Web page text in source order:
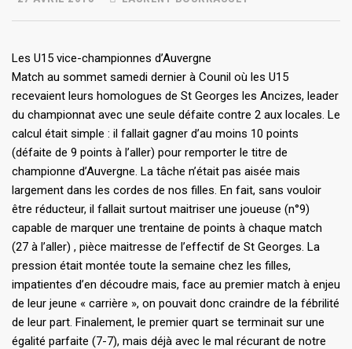
Les U15 vice-championnes d’Auvergne
Match au sommet samedi dernier à Counil où les U15
recevaient leurs homologues de St Georges les Ancizes, leader
du championnat avec une seule défaite contre 2 aux locales. Le
calcul était simple : il fallait gagner d’au moins 10 points
(défaite de 9 points à l’aller) pour remporter le titre de
championne d’Auvergne. La tâche n’était pas aisée mais
largement dans les cordes de nos filles. En fait, sans vouloir
être réducteur, il fallait surtout maitriser une joueuse (n°9)
capable de marquer une trentaine de points à chaque match
(27 à l’aller) , pièce maitresse de l’effectif de St Georges. La
pression était montée toute la semaine chez les filles,
impatientes d’en découdre mais, face au premier match à enjeu
de leur jeune « carrière », on pouvait donc craindre de la fébrilité
de leur part. Finalement, le premier quart se terminait sur une
égalité parfaite (7-7), mais déjà avec le mal récurant de notre